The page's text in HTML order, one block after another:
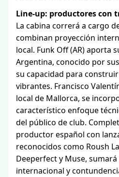
Line-up: productores con
La cabina correrá a cargo
combinan proyección
local. Funk Off (AR) aporta
Argentina, conocido por
su capacidad para
vibrantes. Francisco
local de Mallorca, se
característico enfoque
del público de club.
productor español con
reconocidos como Roush
Deeperfect y Muse,
internacional y